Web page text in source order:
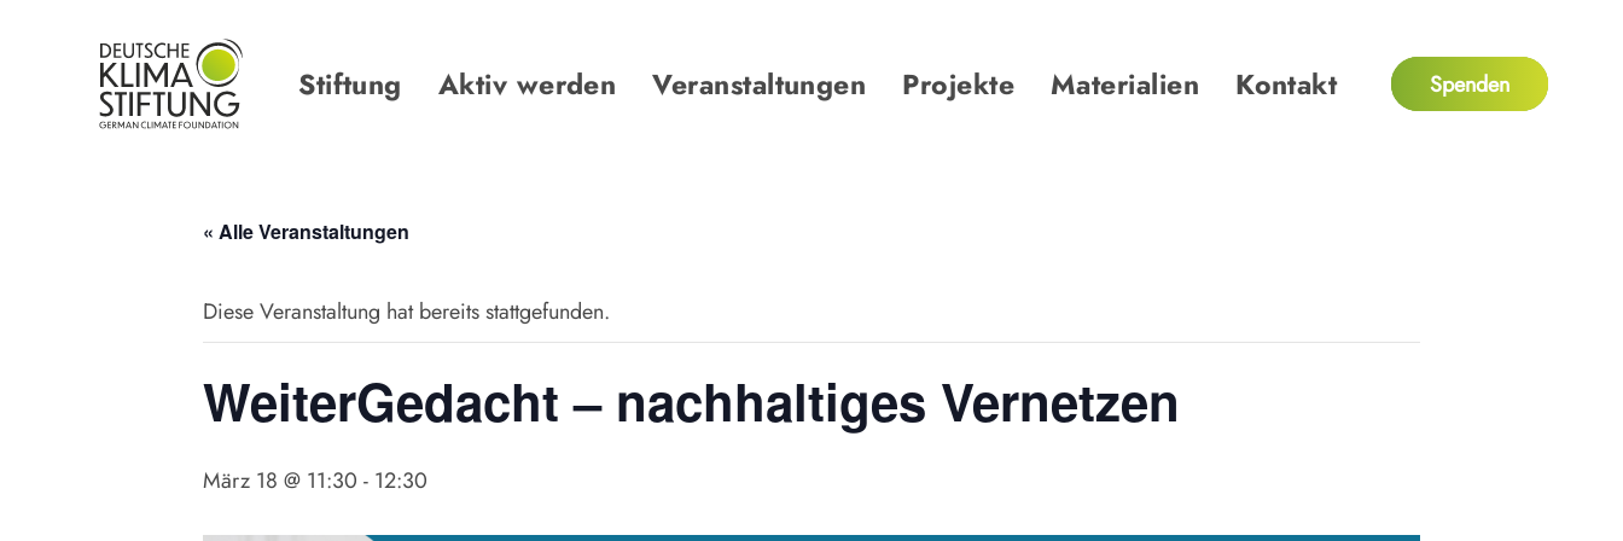
überspringen
primären
Navigation
springen
Stiftung Aktiv werden Veranstaltungen Projekte Materialien Kontakt Spenden
« Alle Veranstaltungen
Diese Veranstaltung hat bereits stattgefunden.
WeiterGedacht – nachhaltiges Vernetzen
März 18 @ 11:30 - 12:30